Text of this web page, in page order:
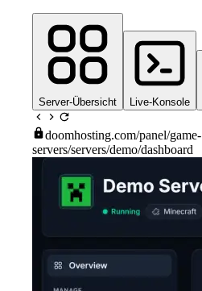
Server-Übersicht Live-Konsole
doomhosting.com/panel/game-
servers/servers/demo/dashboard